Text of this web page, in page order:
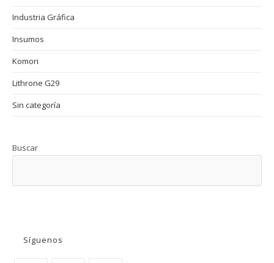
Industria Gráfica
Insumos
Komori
Lithrone G29
Sin categoría
Buscar
Síguenos